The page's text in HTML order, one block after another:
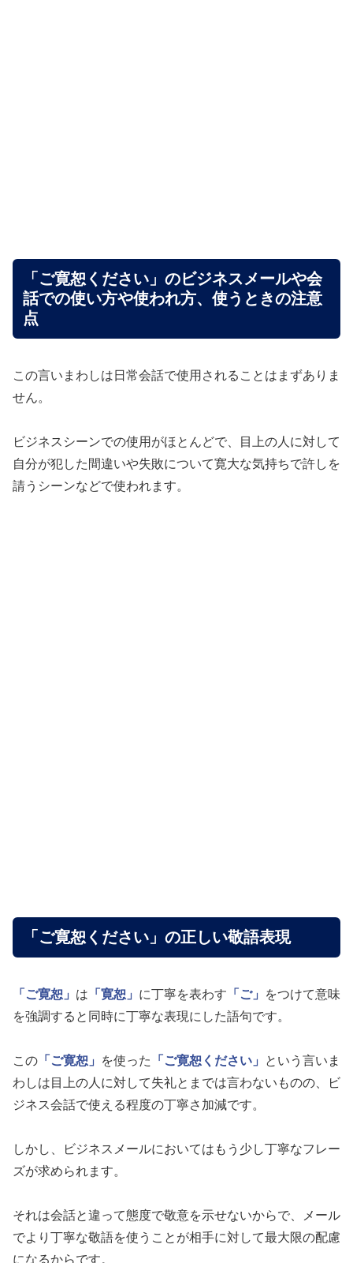
「ご寛恕ください」のビジネスメールや会
話での使い方や使われ方、使うときの注意
点
この言いまわしは日常会話で使用されることはまずありま
せん。
ビジネスシーンでの使用がほとんどで、目上の人に対して
自分が犯した間違いや失敗について寛大な気持ちで許しを
請うシーンなどで使われます。
「ご寛恕ください」の正しい敬語表現
「ご寛恕」 は 「寛恕」 に丁寧を表わす 「ご」
をつけて意味
を強調すると同時に丁寧な表現にした語句です。
この 「ご寛恕」 を使った 「ご寛恕ください」
という言いま
わしは目上の人に対して失礼とまでは言わないものの、ビ
ジネス会話で使える程度の丁寧さ加減です。
しかし、ビジネスメールにおいてはもう少し丁寧なフレー
ズが求められます。
それは会話と違って態度で敬意を示せないからで、メール
でより丁寧な敬語を使うことが相手に対して最大限の配慮
になるからです。